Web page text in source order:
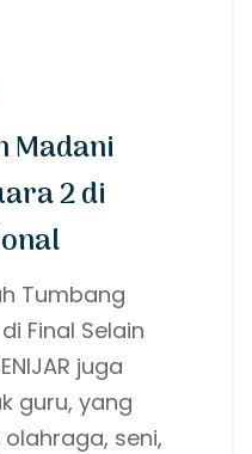
Madani
2 di
Tumbang
Final Selain
juga
guru, yang
seni,